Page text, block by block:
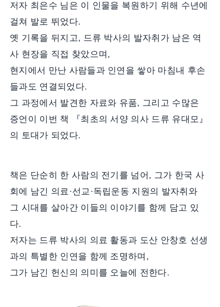
저자 최은수 님은 이 인물을 복원하기 위해 수년에
걸쳐 발로 뛰었다.
옛 기록을 뒤지고, 드류 박사의 발자취가 남은 역
사 현장을 직접 찾았으며,
현지에서 만난 사람들과 인연을 쌓아 마침내 후손
들과도 연결되었다.
그 과정에서 발견한 자료와 유품, 그리고 수많은
증언이 이번 책 『최초의 서양 의사 드류 유대모』
의 토대가 되었다.
책은 단순히 한 사람의 전기를 넘어, 그가 한국 사
회에 남긴 의료·선교·독립운동 지원의 발자취와
그 시대를 살아간 이들의 이야기를 함께 담고 있
다.
저자는 드류 박사의 의료 활동과 도산 안창호 선생
과의 특별한 인연을 함께 조명하며,
그가 남긴 헌신의 의미를 오늘에 전한다.